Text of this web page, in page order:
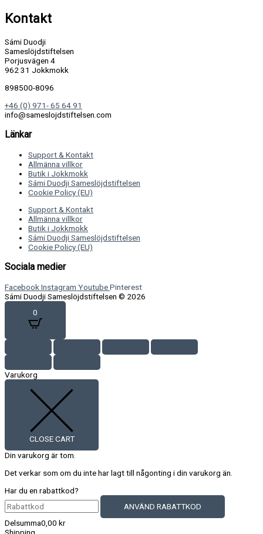
Kontakt
Sámi Duodji
Sameslöjdstiftelsen
Porjusvägen 4
962 31 Jokkmokk
898500-8096
+46 (0) 971- 65 64 91
info@sameslojdstiftelsen.com
Länkar
Support & Kontakt
Allmänna villkor
Butik i Jokkmokk
Sámi Duodji Sameslöjdstiftelsen
Cookie Policy (EU)
Support & Kontakt
Allmänna villkor
Butik i Jokkmokk
Sámi Duodji Sameslöjdstiftelsen
Cookie Policy (EU)
Sociala medier
FacebookInstagram YoutubePinterest
Sámi Duodji Sameslöjdstiftelsen © 2026
0
Varukorg
CLOSE CART
Din varukorg är tom.
Det verkar som om du inte har lagt till någonting i din varukorg än.
Har du en rabattkod?
ANVÄND RABATTKOD
Delsumma0,00 kr
Shipping